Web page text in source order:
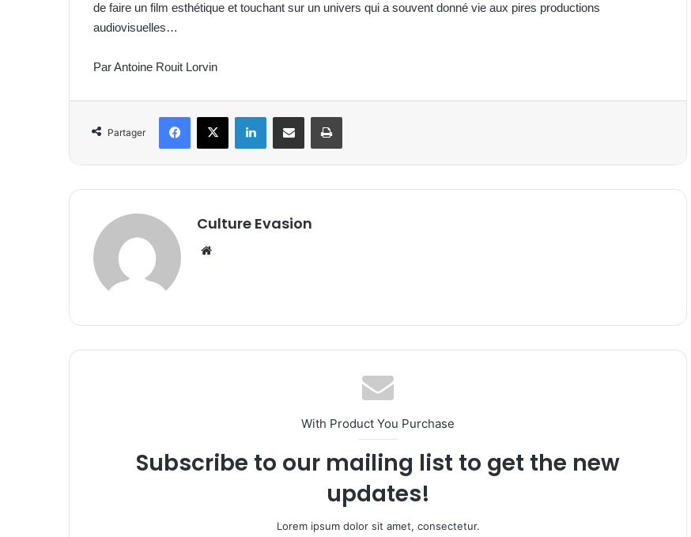
de faire un film esthétique et touchant sur un univers qui a souvent donné vie aux pires productions
audiovisuelles…
Par Antoine Rouit Lorvin
Partager
Culture Evasion
With Product You Purchase
Subscribe to our mailing list to get the new
updates!
Lorem ipsum dolor sit amet, consectetur.